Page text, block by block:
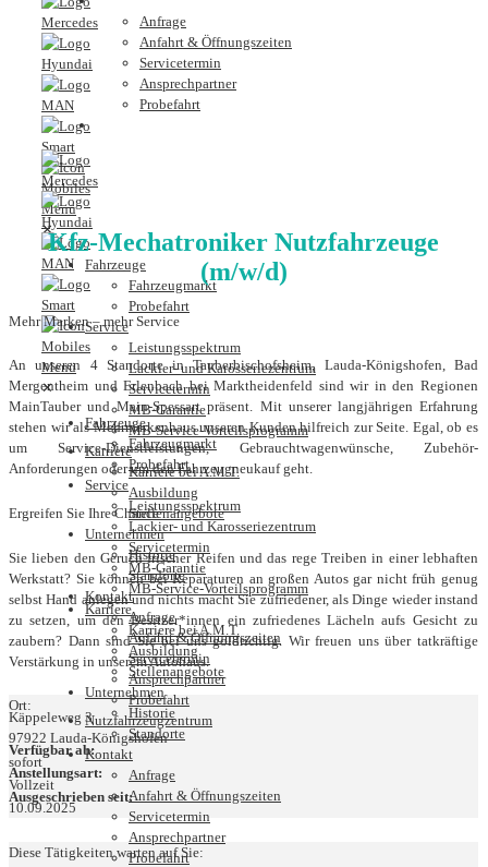
✕
Fahrzeuge
Fahrzeugmarkt
Probefahrt
Service
Leistungsspektrum
Lackier- und Karosseriezentrum
Servicetermin
MB-Garantie
MB-Service-Vorteilsprogramm
Karriere
Karriere bei A.M.T.
Ausbildung
Stellenangebote
Unternehmen
Historie
Standorte
Kontakt
Anfrage
Anfahrt & Öffnungszeiten
Servicetermin
Ansprechpartner
Probefahrt
Nutzfahrzeugzentrum
Anfrage
Anfahrt & Öffnungszeiten
Servicetermin
Ansprechpartner
Probefahrt
✕
Fahrzeuge
Fahrzeugmarkt
Probefahrt
Service
Leistungsspektrum
Lackier- und Karosseriezentrum
Servicetermin
MB-Garantie
MB-Service-Vorteilsprogramm
Karriere
Karriere bei A.M.T.
Ausbildung
Stellenangebote
Unternehmen
Historie
Standorte
Kontakt
Anfrage
Anfahrt & Öffnungszeiten
Servicetermin
Ansprechpartner
Probefahrt
Kfz-Mechatroniker Nutzfahrzeuge
(m/w/d)
Mehr Marken – mehr Service
An unseren 4 Standorte in Tauberbischofsheim, Lauda-Königshofen, Bad
Mergentheim und Erlenbach bei Marktheidenfeld sind wir in den Regionen
MainTauber und Main-Spessart präsent. Mit unserer langjährigen Erfahrung
stehen wir als Mehrmarkenhaus unseren Kunden hilfreich zur Seite. Egal, ob es
um Service-Dienstleistungen, Gebrauchtwagenwünsche, Zubehör-
Anforderungen oder um den Fahrzeugneukauf geht.
Ergreifen Sie Ihre Chance
Sie lieben den Geruch frischer Reifen und das rege Treiben in einer lebhaften
Werkstatt? Sie können bei Reparaturen an großen Autos gar nicht früh genug
selbst Hand anlegen und nichts macht Sie zufriedener, als Dinge wieder instand
zu setzen, um den Besitzer*innen ein zufriedenes Lächeln aufs Gesicht zu
zaubern? Dann sind Sie bei uns goldrichtig. Wir freuen uns über tatkräftige
Verstärkung in unserem Autohaus.
Ort:
Käppeleweg 3
97922 Lauda-Königshofen
Verfügbar ab:
sofort
Anstellungsart:
Vollzeit
Ausgeschrieben seit:
10.09.2025
Diese Tätigkeiten warten auf Sie: